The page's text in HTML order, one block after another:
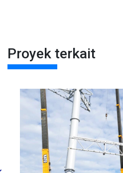
Proyek terkait